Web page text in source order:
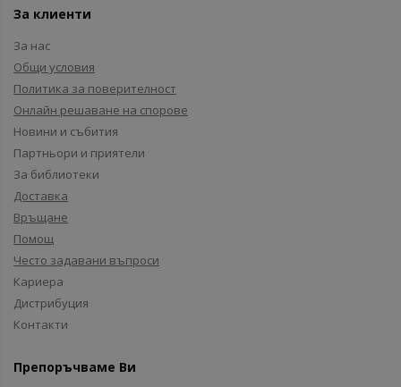
За клиенти
За нас
Общи условия
Политика за поверителност
Онлайн решаване на спорове
Новини и събития
Партньори и приятели
За библиотеки
Доставка
Връщане
Помощ
Често задавани въпроси
Кариера
Дистрибуция
Контакти
Препоръчваме Ви